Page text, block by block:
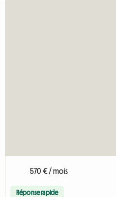
570 € / mois
Réponse rapide